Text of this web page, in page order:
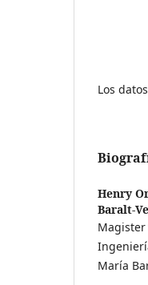
Los
Henry
Baralt-
Magister
María